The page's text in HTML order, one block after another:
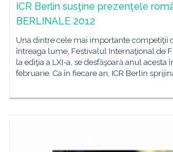
ICR Berlin susţine prezenţele
BERLINALE 2012
Una dintre cele mai importante competiţii
întreaga lume, Festivalul Internaţional de
la ediţia a LXI-a, se desfăşoară anul acesta
februarie. Ca în fiecare an, ICR Berlin